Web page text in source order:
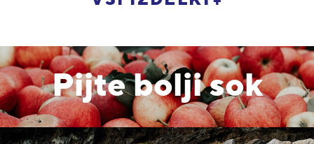
Pijte bolji sok